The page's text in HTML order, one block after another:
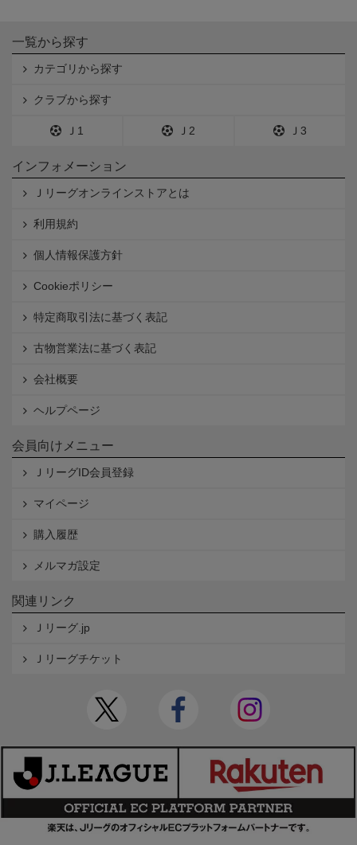
一覧から探す
カテゴリから探す
クラブから探す
Ｊ1 Ｊ2 Ｊ3
インフォメーション
Ｊリーグオンラインストアとは
利用規約
個人情報保護方針
Cookieポリシー
特定商取引法に基づく表記
古物営業法に基づく表記
会社概要
ヘルプページ
会員向けメニュー
ＪリーグID会員登録
マイページ
購入履歴
メルマガ設定
関連リンク
Ｊリーグ.jp
Ｊリーグチケット